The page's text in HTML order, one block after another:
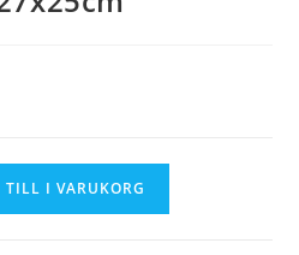
TILL I VARUKORG